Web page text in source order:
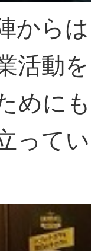
から
活動
めに
って